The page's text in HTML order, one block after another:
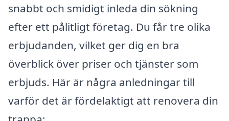
snabbt och smidigt inleda din sökning
efter ett pålitligt företag. Du får tre olika
erbjudanden, vilket ger dig en bra
överblick över priser och tjänster som
erbjuds. Här är några anledningar till
varför det är fördelaktigt att renovera din